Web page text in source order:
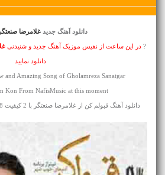
دانلود آهنگ جدید غلامرضا
? در این ساعت از نفیس موزیک آهنگ جدید و شنیدنی
دانلود نمایید
and Amazing Song of Gholamreza Sanatgar
Kon From NafisMusic at this moment
دانلود آهنگ قبولم کن از غلامرضا صنعتگر با 2 کیفیت 128 و 320 همراه با متن آهنگ ?